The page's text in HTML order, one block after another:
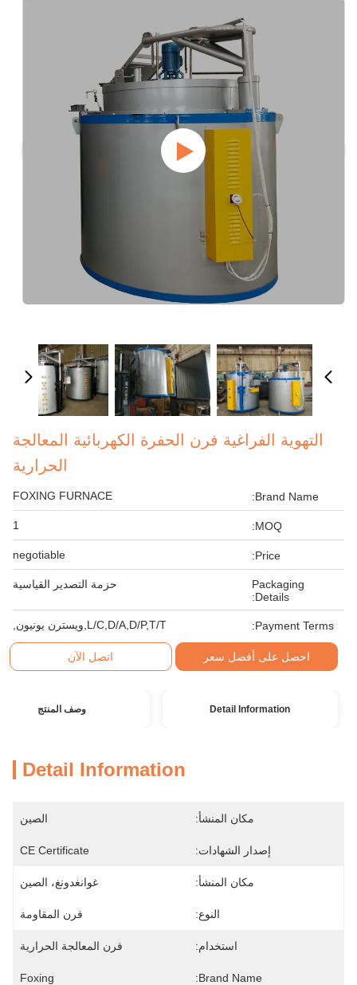
التهوية الفراغية فرن الحفرة الكهربائية المعالجة
الحرارية
Brand Name:
FOXING FURNACE
MOQ:
1
Price:
negotiable
Packaging
Details:
حزمة التصدير القياسية
Payment Terms: L/C,D/A,D/P,T/T,ويسترن يونيون,
احصل على أفضل سعر اتصل الآن
Detail Information وصف المنتج
Detail Information
مكان المنشأ: الصين
إصدار الشهادات: CE Certificate
مكان المنشأ: غوانغدونغ، الصين
النوع: فرن المقاومة
استخدام: فرن المعالجة الحرارية
Brand Name:
Foxing